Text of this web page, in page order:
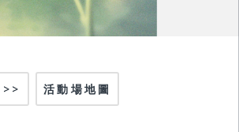
活動場地圖
>>